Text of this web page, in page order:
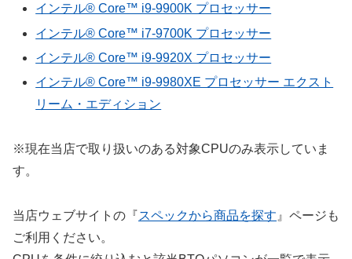
インテル® Core™ i9-9900K プロセッサー
インテル® Core™ i7-9700K プロセッサー
インテル® Core™ i9-9920X プロセッサー
インテル® Core™ i9-9980XE プロセッサー エクスト
リーム・エディション
※現在当店で取り扱いのある対象CPUのみ表示していま
す。
当店ウェブサイトの『スペックから商品を探す 』ページも
ご利用ください。